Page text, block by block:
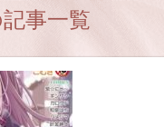
事一覧